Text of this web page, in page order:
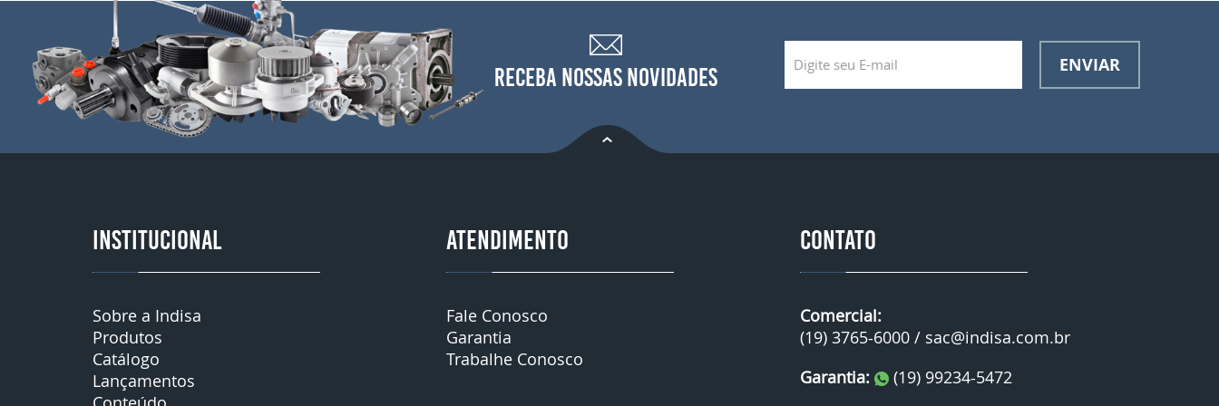
RECEBA NOSSAS NOVIDADES ENVIAR
INSTITUCIONAL
Sobre a Indisa
Produtos
Catálogo
Lançamentos
ATENDIMENTO
Fale Conosco
Garantia
Trabalhe Conosco
CONTATO
Comercial:
(19) 3765-6000 / sac@indisa.com.br
Garantia:
(19) 99234-5472